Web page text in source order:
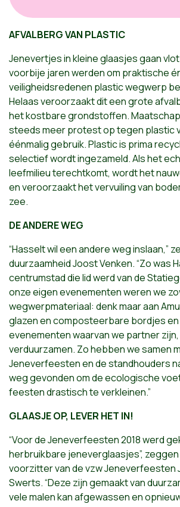
AFVALBERG VAN PLASTIC
Jenevertjes in kleine glaasjes gaan
voorbije jaren werden om praktische
veiligheidsredenen plastic wegwerp
Helaas veroorzaakt dit een grote
het kostbare grondstoffen.
steeds meer protest op tegen plastic
éénmalig gebruik. Plastic is prima
selectief wordt ingezameld. Als het
leefmilieu terechtkomt, wordt het
en veroorzaakt het vervuiling van
zee.
DE ANDERE WEG
“Hasselt wil een andere weg inslaan,”
duurzaamheid Joost Venken. “Zo was
centrumstad die lid werd van de
onze eigen evenementen weren we
wegwerpmateriaal: denk maar aan
glazen en composteerbare bordjes
evenementen waarvan we partner zijn,
verduurzamen. Zo hebben we samen
Jeneverfeesten en de standhouders
weg gevonden om de ecologische
feesten drastisch te verkleinen.”
GLAASJE OP, LEVER HET IN!
“Voor de Jeneverfeesten 2018 werd
herbruikbare jeneverglaasjes”, zeggen
voorzitter van de vzw Jeneverfeesten
Swerts. “Deze zijn gemaakt van
vele malen kan afgewassen en